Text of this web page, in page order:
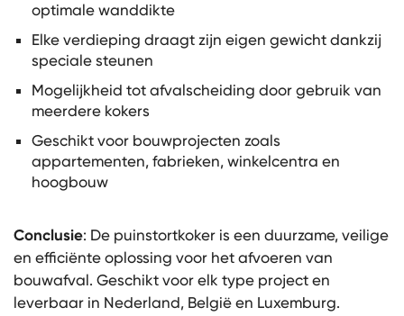
optimale wanddikte
Elke verdieping draagt zijn eigen gewicht dankzij
speciale steunen
Mogelijkheid tot afvalscheiding door gebruik van
meerdere kokers
Geschikt voor bouwprojecten zoals
appartementen, fabrieken, winkelcentra en
hoogbouw
Conclusie: De puinstortkoker is een duurzame, veilige
en efficiënte oplossing voor het afvoeren van
bouwafval. Geschikt voor elk type project en
leverbaar in Nederland, België en Luxemburg.